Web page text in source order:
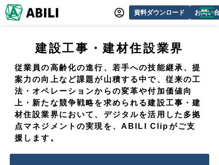
資料ダウンロード お問い
サービス一覧
オンラインデモ
導入事例
動画制作事例
セミナー・イベント情報
建設工事・建材住設業界
従業員の高齢化の進行、若手への技能継承、提
案力の向上など課題が山積する中で、 従来の工
法・オペレーションからの変革や付加価値向
上・新たな競争戦略を求められる建設工事・建
材住設業界において、 デジタルを活用した多拠
点マネジメントの実現を、ABILI Clipがご支
援します。